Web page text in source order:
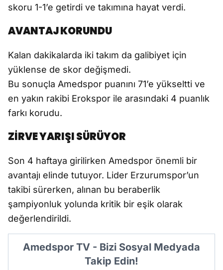
skoru 1-1’e getirdi ve takımına hayat verdi.
AVANTAJ KORUNDU
Kalan dakikalarda iki takım da galibiyet için
yüklense de skor değişmedi.
Bu sonuçla Amedspor puanını 71’e yükseltti ve
en yakın rakibi Erokspor ile arasındaki 4 puanlık
farkı korudu.
ZİRVE YARIŞI SÜRÜYOR
Son 4 haftaya girilirken Amedspor önemli bir
avantajı elinde tutuyor. Lider Erzurumspor’un
takibi sürerken, alınan bu beraberlik
şampiyonluk yolunda kritik bir eşik olarak
değerlendirildi.
Amedspor TV - Bizi Sosyal Medyada
Takip Edin!